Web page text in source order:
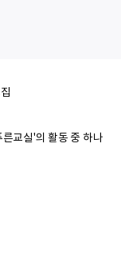
교실'의 활동 중 하나